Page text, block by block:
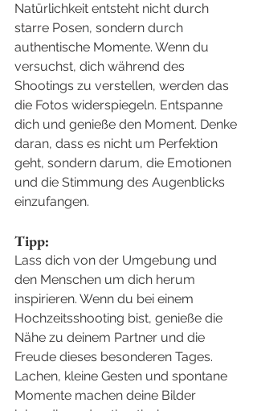
Natürlichkeit entsteht nicht durch
starre Posen, sondern durch
authentische Momente. Wenn du
versuchst, dich während des
Shootings zu verstellen, werden das
die Fotos widerspiegeln. Entspanne
dich und genieße den Moment. Denke
daran, dass es nicht um Perfektion
geht, sondern darum, die Emotionen
und die Stimmung des Augenblicks
einzufangen.
Tipp:
Lass dich von der Umgebung und
den Menschen um dich herum
inspirieren. Wenn du bei einem
Hochzeitsshooting bist, genieße die
Nähe zu deinem Partner und die
Freude dieses besonderen Tages.
Lachen, kleine Gesten und spontane
Momente machen deine Bilder